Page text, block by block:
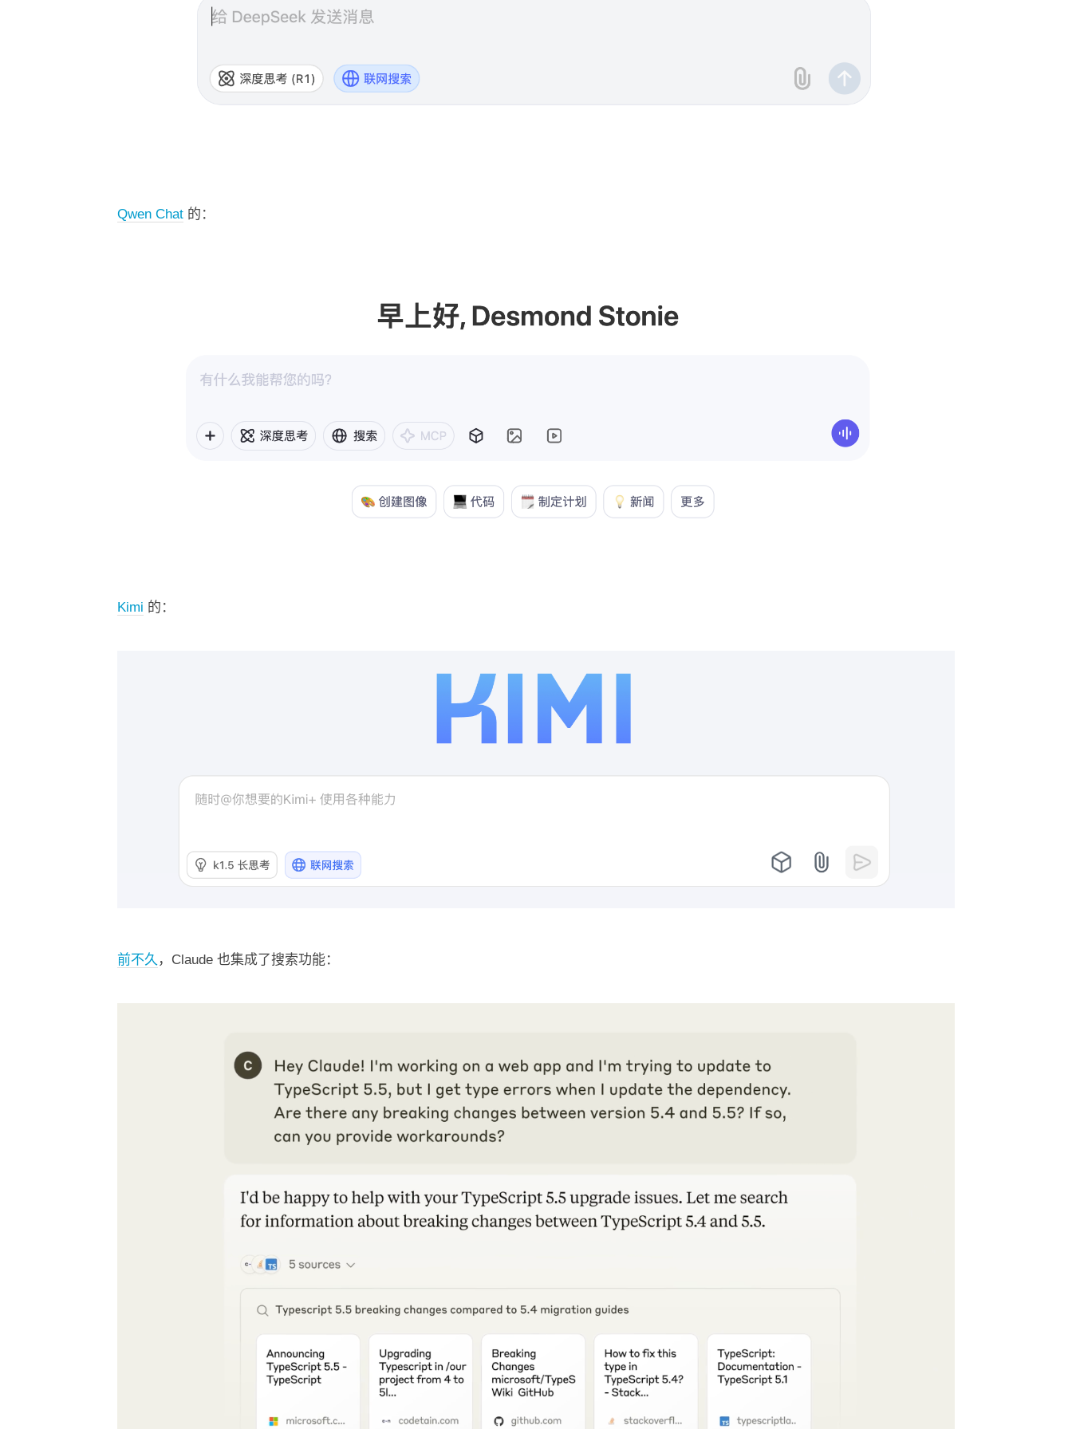
Qwen Chat 的：
Kimi 的：
前不久 ，Claude 也集成了搜索功能：